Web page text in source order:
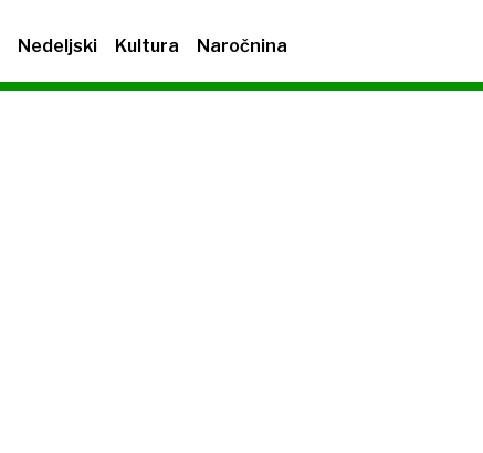
Nedeljski Kultura Naročnina